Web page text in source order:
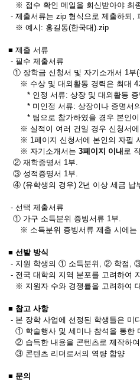
※ 접수 확인 메일을 회신받아야 최
- 제출서류는 zip 형식으로 제출하되,
※ 예시: 홍길동(한국대).zip
■ 제출 서류
- 필수 제출서류
① 장학금 신청서 및 자기소개서 1부
※ 수상 및 대외활동 경력은 최대 4
* 인정 서류: 상장 및 대외활동 증
* 미인정 서류: 상장이나 증명서의
* 팀으로 참가하였을 경우 본인이
※ 실적이 여러 건일 경우 신청서에
※ 1페이지 신청서에 본인의 자필
※ 자기소개서는 3페이지 이내 로
② 재학증명서 1부.
③ 성적증명서 1부.
④ (유학생의 경우) 2년 이상 세금 납
- 선택 제출서류
① 가구 소득분위 증빙서류 1부.
※ 소득분위 증빙서류 제출 시에는
■ 선발 방식
- 지원 학생의 ① 소득분위, ② 학점, ③
- 전국 대학의 지역 분포를 고려하여
※ 지원자 수와 경쟁률을 고려하여
■ 참고 사항
- 본 장학 사업에 선정된 학생들은 미
① 학술행사 및 세미나 참석을 통한
② 습득한 내용을 콘텐츠로 제작하
③ 콘텐츠 리더로서의 역량 함양
■ 문의